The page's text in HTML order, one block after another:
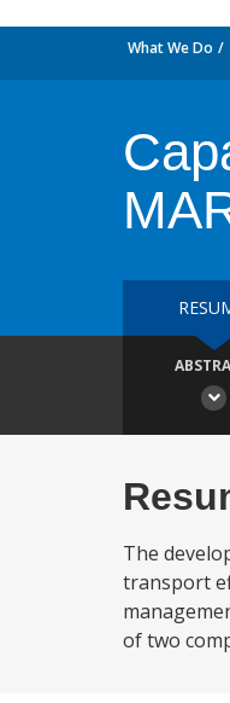
What We Do
The
transport
of two